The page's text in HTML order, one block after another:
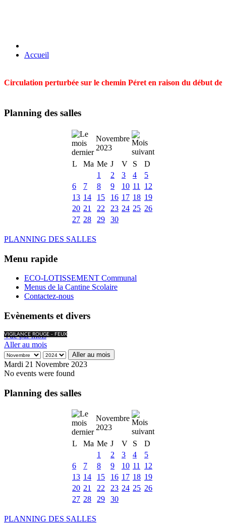
Accueil
Circulation perturbée sur le chemin Péret en raison du début
Planning des salles
Novembre
2023
L
Ma Me J V S
D
1
2 3 4
5
6
7 8 9 10 11
12
13 14 15 16 17 18 19
20 21 22 23 24 25 26
27 28 29 30
PLANNING DES SALLES
Menu rapide
ECO-LOTISSEMENT Communal
Menus de la Cantine Scolaire
Contactez-nous
Evènements et divers
VIGILANCE ROUGE - FEUX
Vue par mois
Aller au mois
Aller au mois
Mardi 21 Novembre 2023
No events were found
Planning des salles
Novembre
2023
L
Ma Me J V S
D
1
2 3 4
5
6
7 8 9 10 11
12
13 14 15 16 17 18 19
20 21 22 23 24 25 26
27 28 29 30
PLANNING DES SALLES